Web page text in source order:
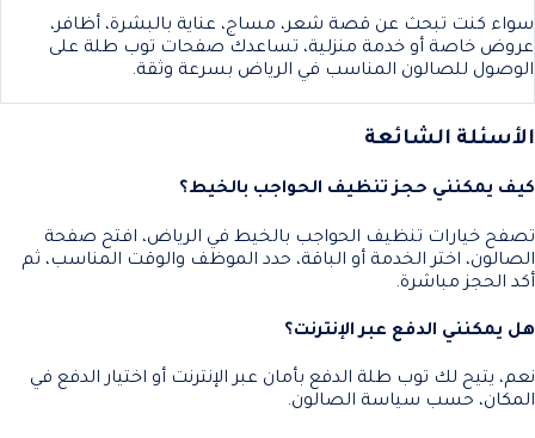
سواء كنت تبحث عن قصة شعر، مساج، عناية بالبشرة، أظافر،
عروض خاصة أو خدمة منزلية، تساعدك صفحات توب طلة على
الوصول للصالون المناسب في الرياض بسرعة وثقة.
الأسئلة الشائعة
كيف يمكنني حجز تنظيف الحواجب بالخيط؟
تصفح خيارات تنظيف الحواجب بالخيط في الرياض، افتح صفحة
الصالون، اختر الخدمة أو الباقة، حدد الموظف والوقت المناسب، ثم
أكد الحجز مباشرة.
هل يمكنني الدفع عبر الإنترنت؟
نعم، يتيح لك توب طلة الدفع بأمان عبر الإنترنت أو اختيار الدفع في
المكان، حسب سياسة الصالون.